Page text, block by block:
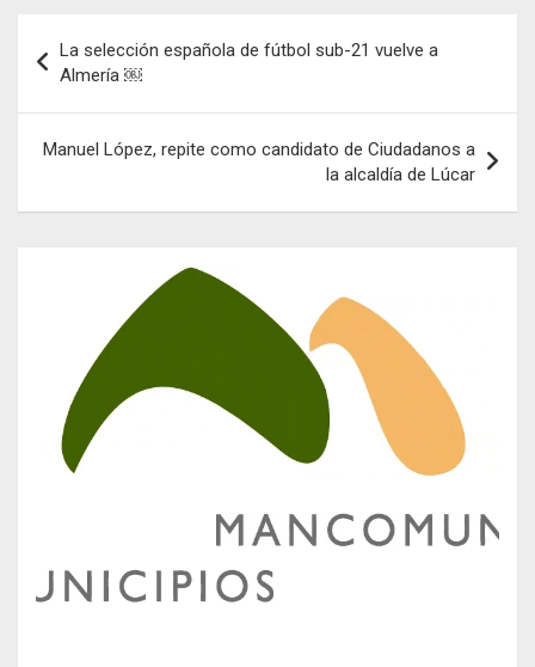
de
entradas
La selección española de fútbol sub-21 vuelve a
Almería ￼
Manuel López, repite como candidato de Ciudadanos a
la alcaldía de Lúcar